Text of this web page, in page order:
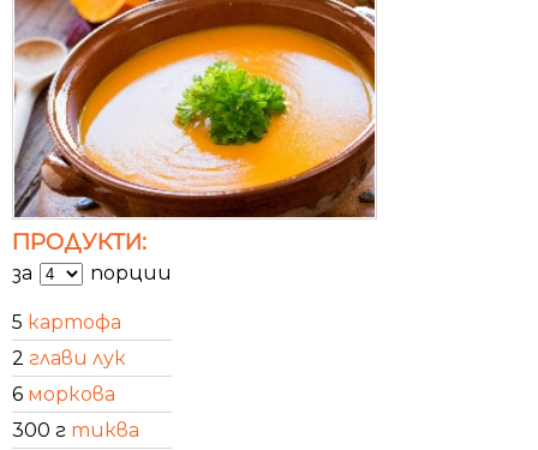
ПРОДУКТИ:
за порции
5 картофа
2 глави лук
6 моркова
300 г тиква